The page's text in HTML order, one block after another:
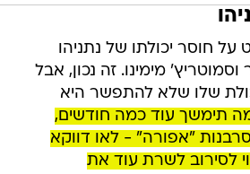
חוסר יכולתו של נתניהו
מימינו. זה נכון, אבל
שלו שלא להתפשר היא
תימשך עוד כמה חודשים,
"אפורה" - לאו דווקא
לסירוב לשרת עוד את